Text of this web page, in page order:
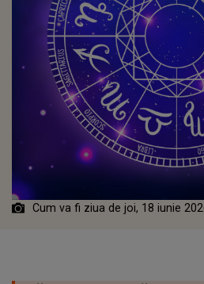
Cum va fi ziua de joi, 18 iunie